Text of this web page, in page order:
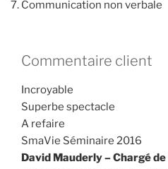
Communication non verbale
Commentaire client
Incroyable
Superbe spectacle
A refaire
SmaVie Séminaire 2016
David Mauderly –Chargé